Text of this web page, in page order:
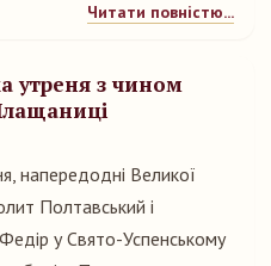
Читати повністю...
утреня з чином
напередодні Великої
Полтавський і
у Свято-Успенському